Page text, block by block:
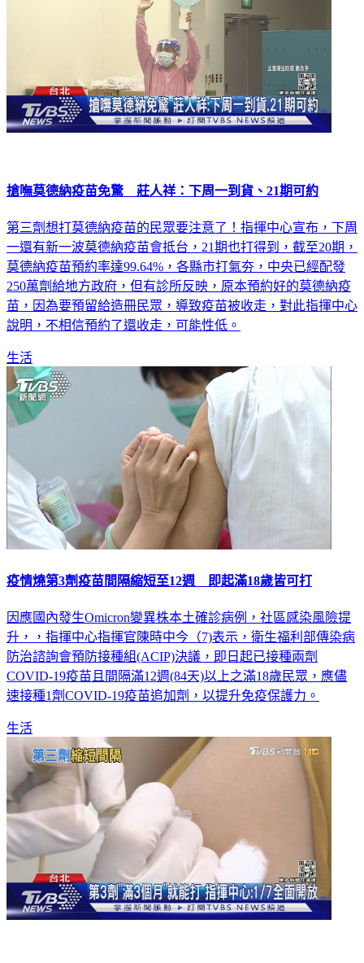
搶嘸莫德納疫苗免驚 莊人祥：下周一到貨、21期可約
第三劑想打莫德納疫苗的民眾要注意了！指揮中心宣布，下周
一還有新一波莫德納疫苗會抵台，21期也打得到，截至20期，
莫德納疫苗預約率達99.64%，各縣市打氣夯，中央已經配發
250萬劑給地方政府，但有診所反映，原本預約好的莫德納疫
苗，因為要預留給造冊民眾，導致疫苗被收走，對此指揮中心
說明，不相信預約了還收走，可能性低。
生活
疫情燒第3劑疫苗間隔縮短至12週 即起滿18歲皆可打
因應國內發生Omicron變異株本土確診病例，社區感染風險提
升，，指揮中心指揮官陳時中今（7)表示，衛生福利部傳染病
防治諮詢會預防接種組(ACIP)決議，即日起已接種兩劑
COVID-19疫苗且間隔滿12週(84天)以上之滿18歲民眾，應儘
速接種1劑COVID-19疫苗追加劑，以提升免疫保護力。
生活